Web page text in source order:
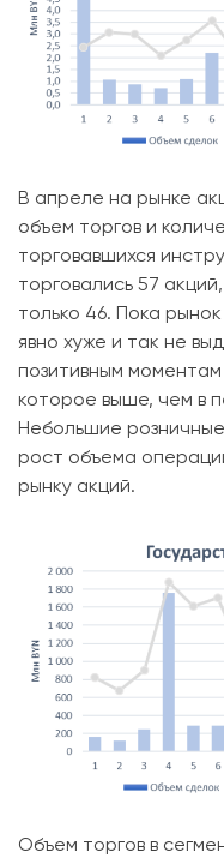
В апреле на рынке
объем торгов и
торговавшихся
торговались 57
только 46. Пока
явно хуже и так не
позитивным
которое выше, чем в
Небольшие
рост объема
рынку акций.
Объем торгов в